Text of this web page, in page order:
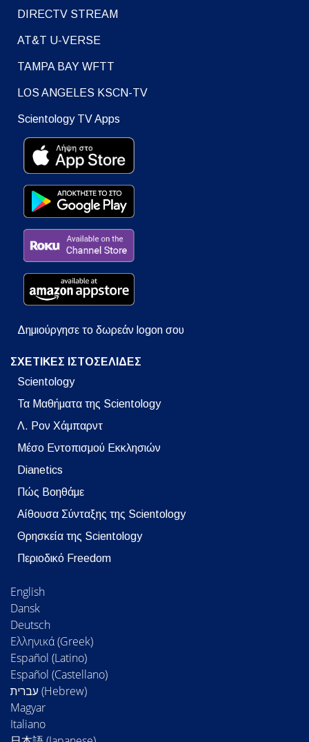
DIRECTV STREAM
AT&T U-VERSE
TAMPA BAY WFTT
LOS ANGELES KSCN-TV
Scientology TV Apps
Δημιούργησε το δωρεάν logon σου
ΣΧΕΤΙΚΕΣ ΙΣΤΟΣΕΛΙΔΕΣ
Scientology
Τα Μαθήματα της Scientology
Λ. Ρον Χάμπαρντ
Μέσο Εντοπισμού Εκκλησιών
Dianetics
Πώς Βοηθάμε
Αίθουσα Σύνταξης της Scientology
Θρησκεία της Scientology
Περιοδικό Freedom
English
Dansk
Deutsch
Ελληνικά (Greek)
Español (Latino)
Español (Castellano)
Magyar
Italiano